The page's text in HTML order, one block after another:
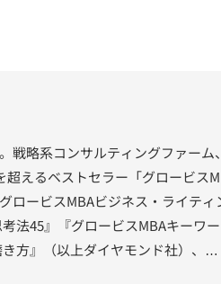
略系コンサルティングファーム、
えるベストセラー「グロービス
ロービスMBAビジネス・ライティ
法45』『グロービスMBAキーワー
方』（以上ダイヤモンド社）、
ルシンキング教室』『［実況』ア